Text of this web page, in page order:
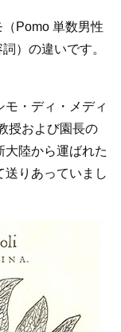
Pomo 単数男性
）の違いです。
・ディ・メディ
授および園長の
大陸から運ばれた
送りあっていまし